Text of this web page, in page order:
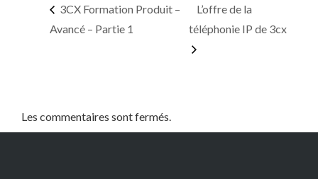
3CX Formation Produit –
Avancé – Partie 1
L’offre de la
téléphonie IP de 3cx
Les commentaires sont fermés.